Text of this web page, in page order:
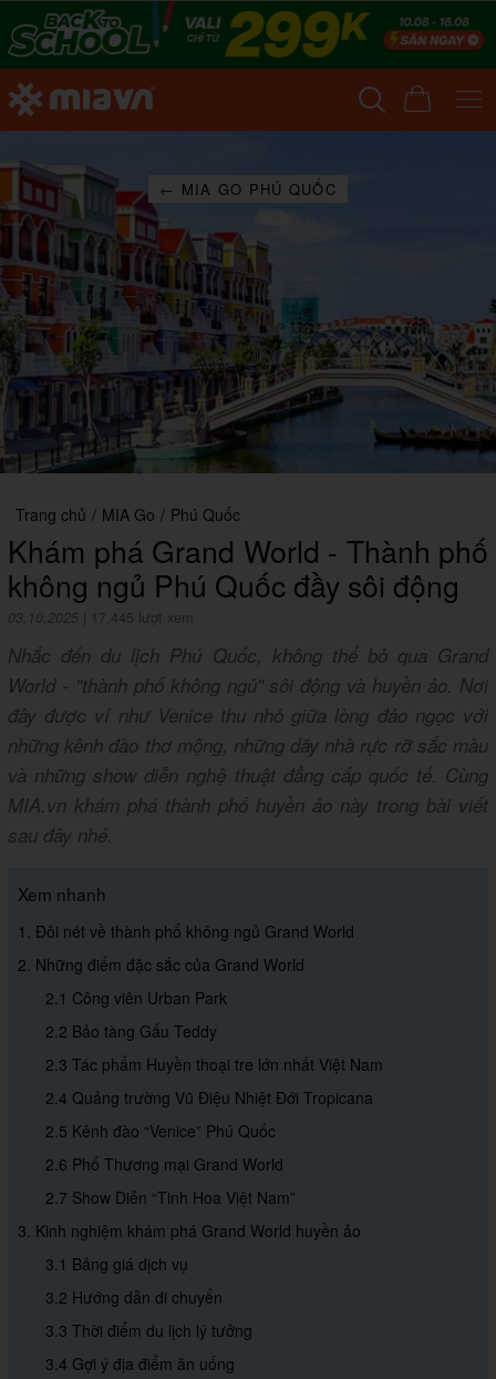
← MIA GO PHÚ QUỐC
Trang chủ / MIA Go / Phú Quốc
Khám phá Grand World - Thành phố
không ngủ Phú Quốc đầy sôi động
03.10.2025 17,445 lượt xem
Nhắc đến du lịch Phú Quốc, không thể bỏ qua Grand
World - "thành phố không ngủ" sôi động và huyền ảo. Nơi
đây được ví như Venice thu nhỏ giữa lòng đảo ngọc với
những kênh đào thơ mộng, những dãy nhà rực rỡ sắc màu
và những show diễn nghệ thuật đẳng cấp quốc tế. Cùng
MIA.vn khám phá thành phố huyền ảo này trong bài viết
sau đây nhé.
Xem nhanh
1. Đôi nét về thành phố không ngủ Grand World
2. Những điểm đặc sắc của Grand World
2.1 Công viên Urban Park
2.2 Bảo tàng Gấu Teddy
2.3 Tác phẩm Huyền thoại tre lớn nhất Việt Nam
2.4 Quảng trường Vũ Điệu Nhiệt Đới Tropicana
2.5 Kênh đào “Venice” Phú Quốc
2.6 Phố Thương mại Grand World
2.7 Show Diễn “Tinh Hoa Việt Nam”
3. Kinh nghiệm khám phá Grand World huyền ảo
3.1 Bảng giá dịch vụ
3.2 Hướng dẫn di chuyển
3.3 Thời điểm du lịch lý tưởng
3.4 Gợi ý địa điểm ăn uống